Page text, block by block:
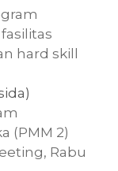
hard skill
(PMM 2)
Rabu